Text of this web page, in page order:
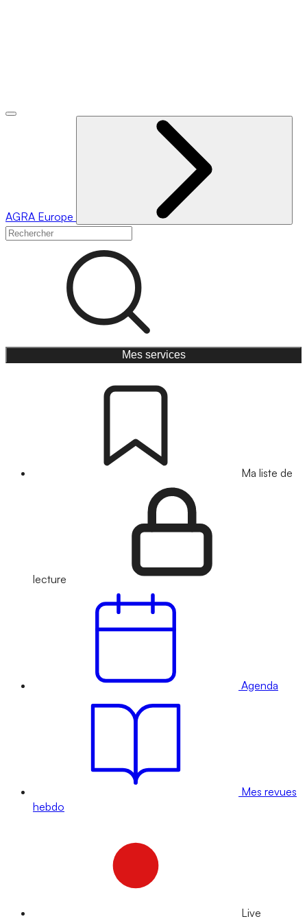
AGRA Europe
Mes services
Ma liste de
lecture
Agenda
Mes revues
hebdo
Live